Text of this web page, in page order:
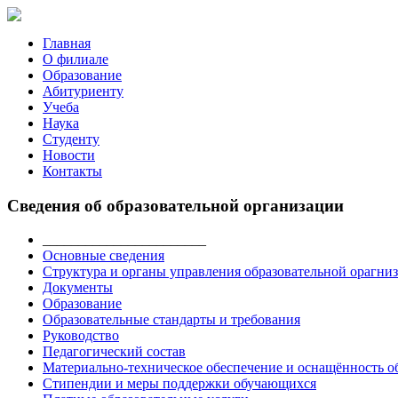
Главная
О филиале
Образование
Абитуриенту
Учеба
Наука
Студенту
Новости
Контакты
Сведения об образовательной организации
Основные сведения
Структура и органы управления образовательной
Документы
Образование
Образовательные стандарты и требования
Руководство
Педагогический состав
Материально-техническое обеспечение и оснащённость
Стипендии и меры поддержки обучающихся